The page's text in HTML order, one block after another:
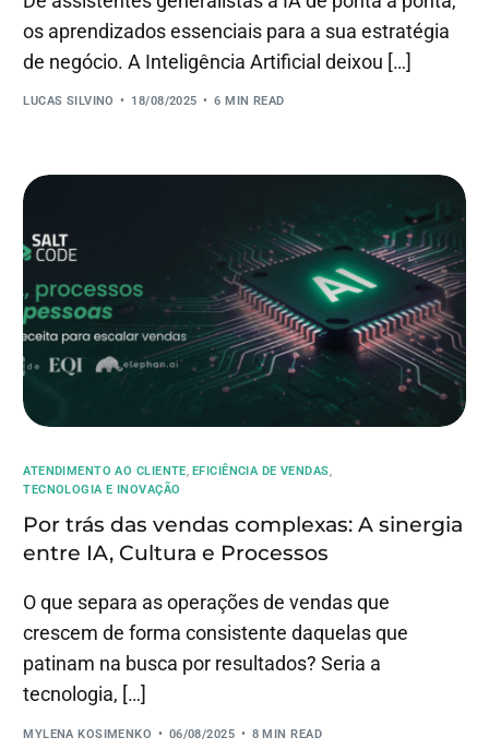
os aprendizados essenciais para a sua estratégia
de negócio. A Inteligência Artificial deixou […]
LUCAS SILVINO 18/08/2025 6 MIN READ
ATENDIMENTO AO CLIENTE, EFICIÊNCIA DE VENDAS,
TECNOLOGIA E INOVAÇÃO
Por trás das vendas complexas: A sinergia
entre IA, Cultura e Processos
O que separa as operações de vendas que
crescem de forma consistente daquelas que
patinam na busca por resultados? Seria a
tecnologia, […]
MYLENA KOSIMENKO 06/08/2025 8 MIN READ